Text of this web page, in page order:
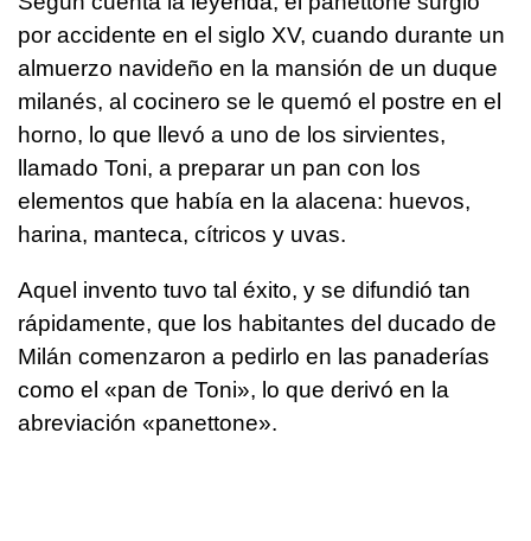
por accidente en el siglo XV, cuando durante un
almuerzo navideño en la mansión de un duque
milanés, al cocinero se le quemó el postre en el
horno, lo que llevó a uno de los sirvientes,
llamado Toni, a preparar un pan con los
elementos que había en la alacena: huevos,
harina, manteca, cítricos y uvas.
Aquel invento tuvo tal éxito, y se difundió tan
rápidamente, que los habitantes del ducado de
Milán comenzaron a pedirlo en las panaderías
como el «pan de Toni», lo que derivó en la
abreviación «panettone».